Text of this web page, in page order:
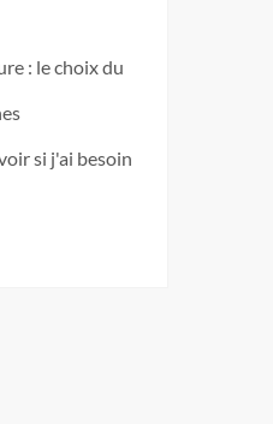
: le choix du
si j'ai besoin